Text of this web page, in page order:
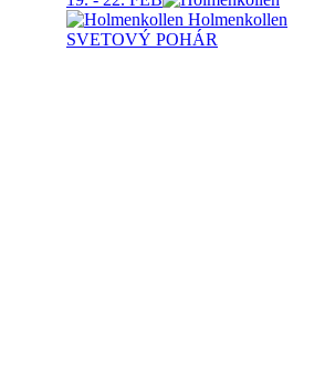
Holmenkollen
SVETOVÝ POHÁR